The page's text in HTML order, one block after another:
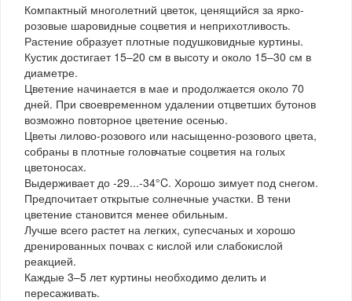
Компактный многолетний цветок, ценящийся за ярко-
розовые шаровидные соцветия и неприхотливость.
Растение образует плотные подушковидные куртины.
Кустик достигает 15–20 см в высоту и около 15–30 см в
диаметре.
Цветение начинается в мае и продолжается около 70
дней. При своевременном удалении отцветших бутонов
возможно повторное цветение осенью.
Цветы лилово-розового или насыщенно-розового цвета,
собраны в плотные головчатые соцветия на голых
цветоносах.
Выдерживает до -29...-34°C. Хорошо зимует под снегом.
Предпочитает открытые солнечные участки. В тени
цветение становится менее обильным.
Лучше всего растет на легких, супесчаных и хорошо
дренированных почвах с кислой или слабокислой
реакцией.
Каждые 3–5 лет куртины необходимо делить и
пересаживать.